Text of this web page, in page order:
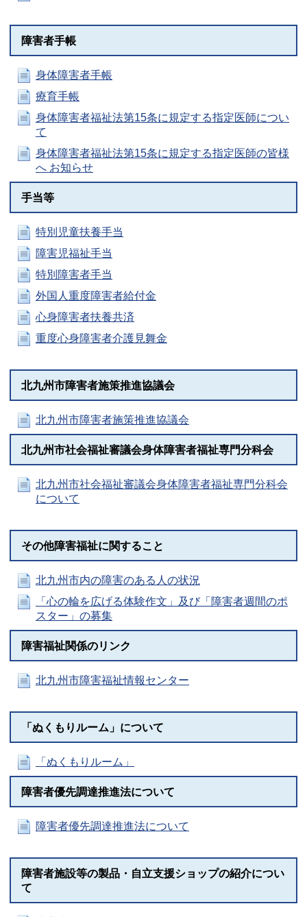
障害者手帳
身体障害者手帳
療育手帳
身体障害者福祉法第15条に規定する指定医師につい
て
身体障害者福祉法第15条に規定する指定医師の皆様
へ お知らせ
手当等
特別児童扶養手当
障害児福祉手当
特別障害者手当
外国人重度障害者給付金
心身障害者扶養共済
重度心身障害者介護見舞金
北九州市障害者施策推進協議会
北九州市障害者施策推進協議会
北九州市社会福祉審議会身体障害者福祉専門分科会
北九州市社会福祉審議会身体障害者福祉専門分科会
について
その他障害福祉に関すること
北九州市内の障害のある人の状況
「心の輪を広げる体験作文」及び「障害者週間のポ
スター」の募集
障害福祉関係のリンク
北九州市障害福祉情報センター
「ぬくもりルーム」について
「ぬくもりルーム」
障害者優先調達推進法について
障害者優先調達推進法について
障害者施設等の製品・自立支援ショップの紹介につい
て